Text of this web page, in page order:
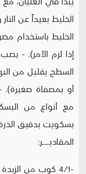
الخليط بعيداً عن
الخليط باستخدام
إذا لزم الأمر). -
السطح بقليل من
أو بمصفاة صغيرة).
مع أنواع من
بسكويت بدقيق
المقاديـــــــر: